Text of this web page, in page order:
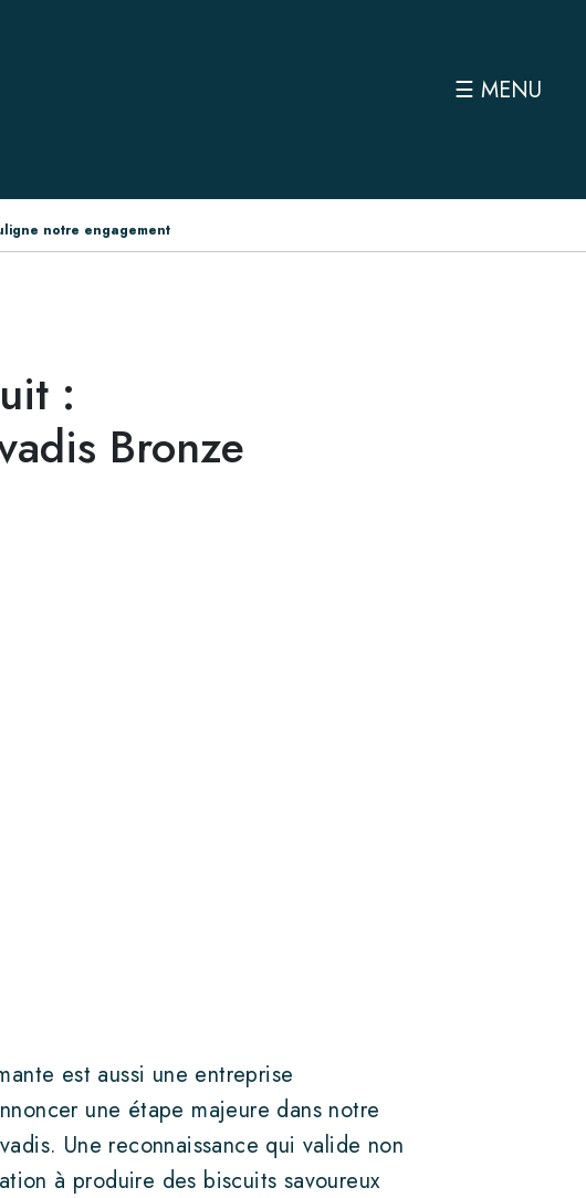
☰ MENU
notre engagement
:
Bronze
est aussi une entreprise
une étape majeure dans notre
Une reconnaissance qui valide non
à produire des biscuits savoureux